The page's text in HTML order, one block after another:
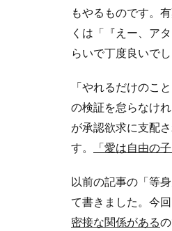
もやるものです。
くは「『えー、ア
らいで丁度良いでし
「やれるだけのこ
の検証を怠らなけ
が承認欲求に支配
す。
「愛は自由の子
以前の記事の「等
て書きました。今
密接な関係があるの